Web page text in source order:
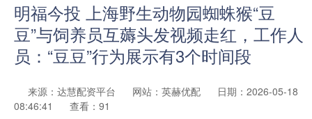
明福今投 上海野生动物园蜘蛛猴“豆
豆”与饲养员互薅头发视频走红，工作人
员：“豆豆”行为展示有3个时间段
来源：达慧配资平台 网站：英赫优配
日期：2026-05-18
08:46:41
查看：91